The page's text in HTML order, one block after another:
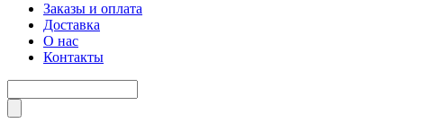
Заказы и оплата
Доставка
О нас
Контакты